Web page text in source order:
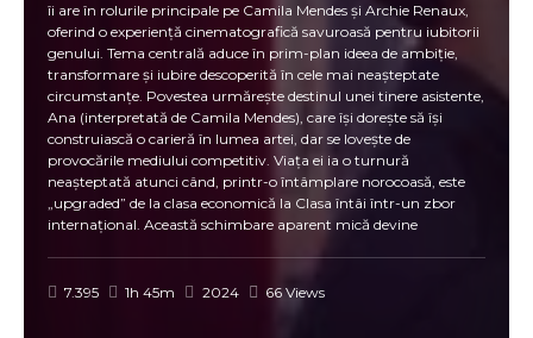
îi are în rolurile principale pe Camila Mendes și Archie Renaux,
oferind o experiență cinematografică savuroasă pentru iubitorii
genului. Tema centrală aduce în prim-plan ideea de ambiție,
transformare și iubire descoperită în cele mai neașteptate
circumstanțe. Povestea urmărește destinul unei tinere asistente,
Ana (interpretată de Camila Mendes), care își dorește să își
construiască o carieră în lumea artei, dar se lovește de
provocările mediului competitiv. Viața ei ia o turnură
neașteptată atunci când, printr-o întâmplare norocoasă, este
„upgraded” de la clasa economică la Clasa întâi într-un zbor
internațional. Această schimbare aparent mică devine
Upgraded 2024 Online Subtitrat, întâlnirea Anei cu un tânăr
7.395 1h 45m 2024 66 Views